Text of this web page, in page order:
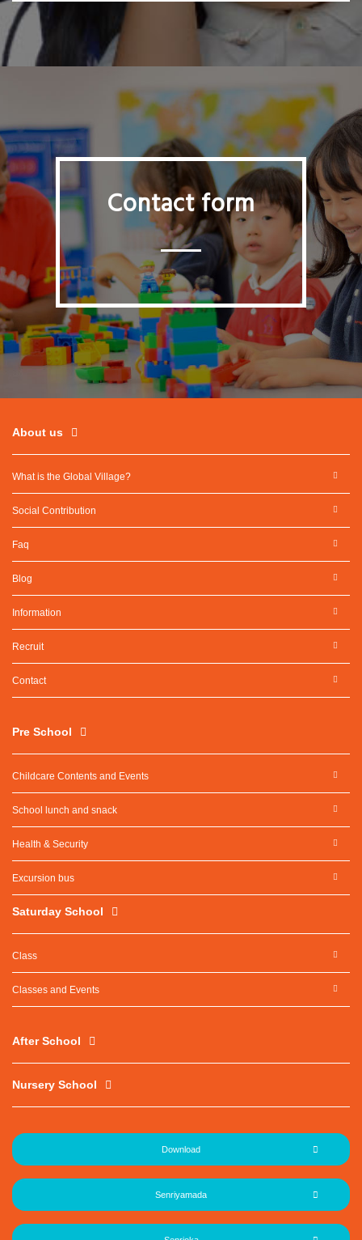
Contact form
About us
What is the Global Village?
Social Contribution
Faq
Blog
Information
Recruit
Contact
Pre School
Childcare Contents and Events
School lunch and snack
Health & Security
Excursion bus
Saturday School
Class
Classes and Events
After School
Nursery School
Download
Senriyamada